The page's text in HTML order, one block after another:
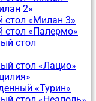
2»
стол «Милан 3»
стол «Палермо»
стол
стол «Лацио»
«Турин»